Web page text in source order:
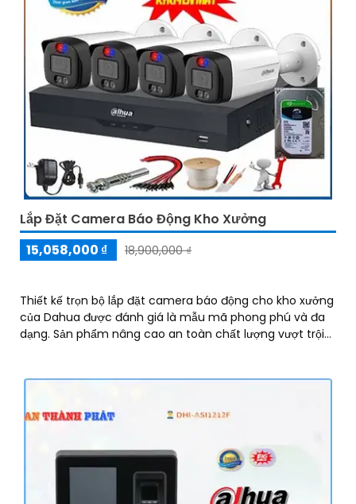
Lắp Đặt Camera Báo Động Kho Xưởng
15,058,000 ₫
18,900,000 ₫
Thiết kế trọn bộ lắp đặt camera báo động cho kho xưởng
của Dahua được đánh giá là mẫu mã phong phú và đa
dạng. Sản phẩm nâng cao an toàn chất lượng vượt trội